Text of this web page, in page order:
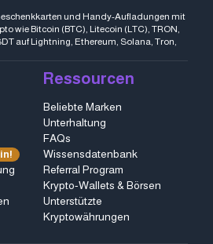
und Handy-Aufladungen mit
wie Bitcoin (BTC), Litecoin (LTC), TRON,
auf Lightning, Ethereum, Solana, Tron,
Ressourcen
Beliebte Marken
Unterhaltung
FAQs
Wissensdatenbank
Referral Program
Krypto-Wallets & Börsen
Unterstützte
Kryptowährungen